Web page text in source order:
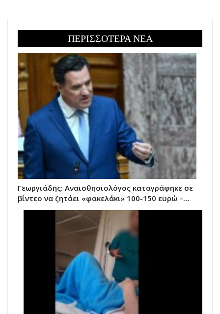
ΠΕΡΙΣΣΟΤΕΡΑ ΝΕΑ
Γεωργιάδης: Αναισθησιολόγος καταγράφηκε σε
βίντεο να ζητάει «φακελάκι» 100-150 ευρώ –…